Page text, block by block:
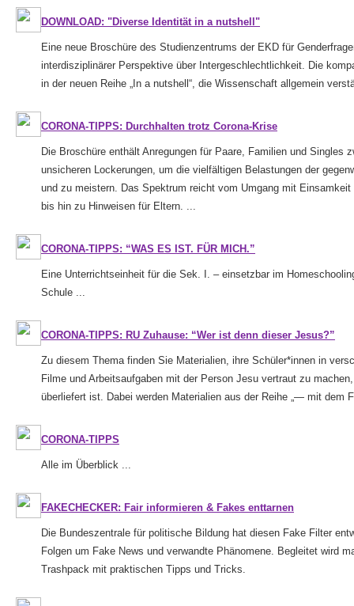
DOWNLOAD: "Diverse Identität in a nutshell"
Eine neue Broschüre des Studienzentrums der EKD für
interdisziplinärer Perspektive über Intergeschlechtlichkeit. Die
in der neuen Reihe „In a nutshell“, die Wissenschaft allgemein
CORONA-TIPPS: Durchhalten trotz Corona-Krise
Die Broschüre enthält Anregungen für Paare, Familien und Singles
unsicheren Lockerungen, um die vielfältigen Belastungen der
und zu meistern. Das Spektrum reicht vom Umgang mit
bis hin zu Hinweisen für Eltern. ...
CORONA-TIPPS: “WAS ES IST. FÜR MICH.”
Eine Unterrichtseinheit für die Sek. I. – einsetzbar im
Schule ...
CORONA-TIPPS: RU Zuhause: “Wer ist denn dieser Jesus?”
Zu diesem Thema finden Sie Materialien, ihre Schüler*innen in
Filme und Arbeitsaufgaben mit der Person Jesu vertraut zu
überliefert ist. Dabei werden Materialien aus der Reihe „— mit dem
CORONA-TIPPS
Alle im Überblick ...
FAKECHECKER: Fair informieren & Fakes enttarnen
Die Bundeszentrale für politische Bildung hat diesen Fake Filter
Folgen um Fake News und verwandte Phänomene. Begleitet wird
Trashpack mit praktischen Tipps und Tricks.